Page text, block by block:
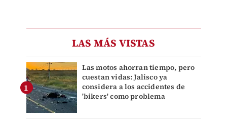
LAS MÁS VISTAS
Las motos ahorran tiempo, pero
cuestan vidas: Jalisco ya
considera a los accidentes de
'bikers' como problema